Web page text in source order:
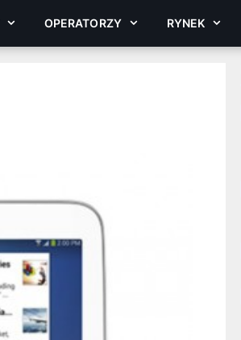
OPERATORZY RYNEK